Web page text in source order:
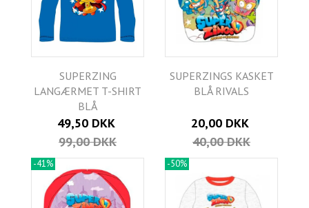
SUPERZING
LANGÆRMET T-SHIRT
BLÅ
49,50 DKK
99,00 DKK
SUPERZINGS KASKET
BLÅ RIVALS
20,00 DKK
40,00 DKK
-41% -50%